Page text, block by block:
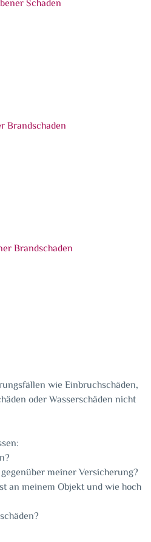
wie Einbruchschäden,
oder Wasserschäden nicht
meiner Versicherung?
an meinem Objekt und wie hoch